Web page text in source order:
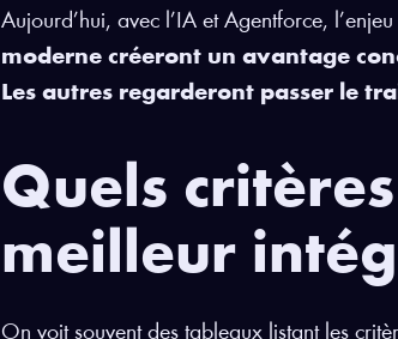
Aujourd’hui, avec l’IA et Agentforce,
moderne créeront un avantage
Les autres regarderont passer le
Quels
meilleur
On voit souvent des tableaux listant les